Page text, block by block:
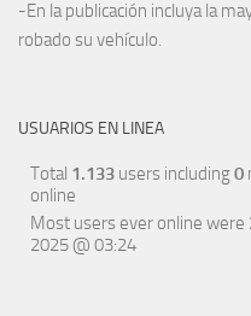
-En la publicación incluya la
robado su vehículo.
USUARIOS EN LINEA
Total 1.133 users including0
online
Most users ever online were
2025 @ 03:24